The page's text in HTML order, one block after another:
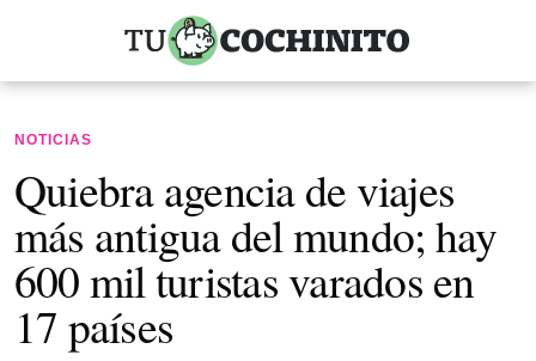
NOTICIAS
Quiebra agencia de viajes
más antigua del mundo; hay
600 mil turistas varados en
17 países